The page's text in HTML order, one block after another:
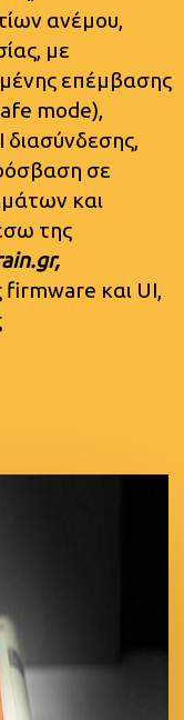
ανέμου,
με
επέμβασης
mode),
σε
και
της
και UI,